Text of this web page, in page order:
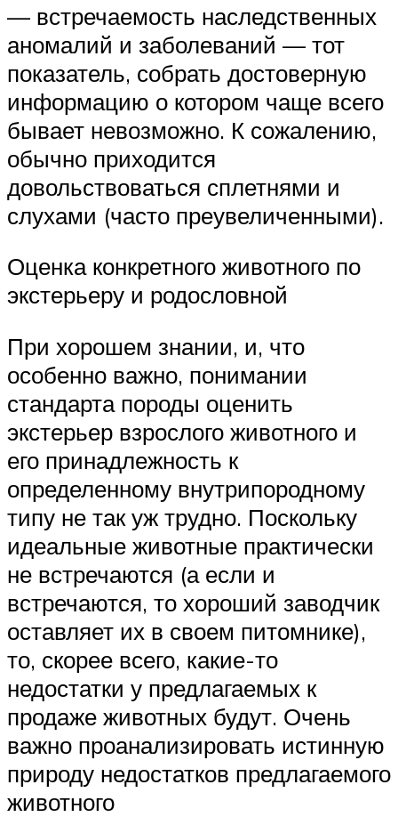
— встречаемость наследственных
аномалий и заболеваний — тот
показатель, собрать достоверную
информацию о котором чаще всего
бывает невозможно. К сожалению,
обычно приходится
довольствоваться сплетнями и
слухами (часто преувеличенными).
Оценка конкретного животного по
экстерьеру и родословной
При хорошем знании, и, что
особенно важно, понимании
стандарта породы оценить
экстерьер взрослого животного и
его принадлежность к
определенному внутрипородному
типу не так уж трудно. Поскольку
идеальные животные практически
не встречаются (а если и
встречаются, то хороший заводчик
оставляет их в своем питомнике),
то, скорее всего, какие-то
недостатки у предлагаемых к
продаже животных будут. Очень
важно проанализировать истинную
природу недостатков предлагаемого
животного